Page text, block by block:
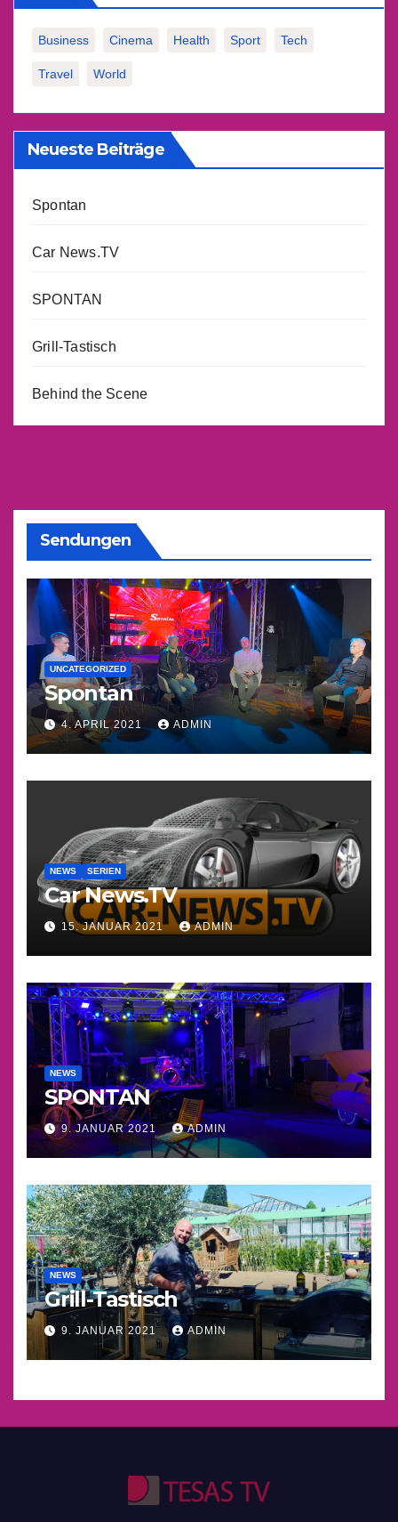
Business Cinema Health Sport Tech
Travel World
Neueste Beiträge
Spontan
Car News.TV
SPONTAN
Grill-Tastisch
Behind the Scene
Sendungen
UNCATEGORIZED
Spontan
4. APRIL 2021 ADMIN
NEWS SERIEN
Car News.TV
15. JANUAR 2021 ADMIN
NEWS
SPONTAN
9. JANUAR 2021 ADMIN
NEWS
Grill-Tastisch
9. JANUAR 2021 ADMIN